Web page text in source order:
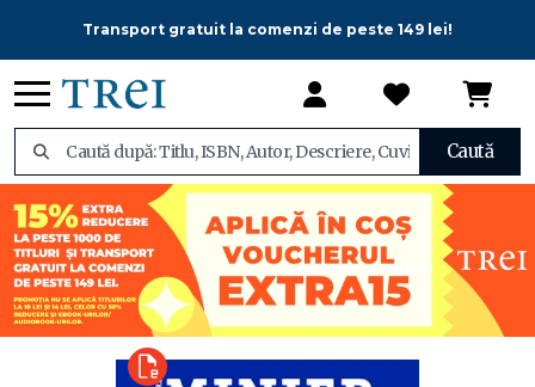
Transport gratuit la comenzi de peste 149 lei!
Caută